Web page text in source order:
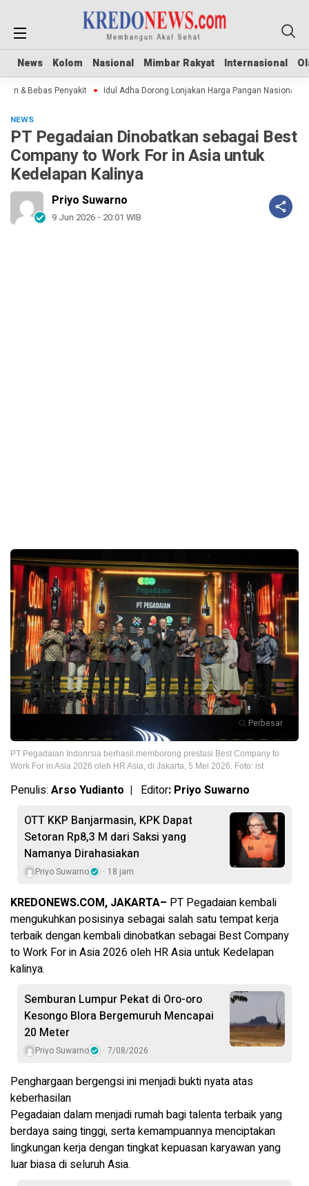
News Kolom Nasional Mimbar Rakyat Internasional
News Kolom Nasional Mimbar Rakyat Internasional
& Bebas Penyakit Idul Adha Dorong Lonjakan Harga Pangan Nasional
NEWS
PT Pegadaian Dinobatkan sebagai Best
Company to Work For in Asia untuk
Kedelapan Kalinya
Priyo Suwarno
9 Jun 2026 - 20:01 WIB
Perbesar
PT Pegadaian Indonrsia berhasil.memborong prestasi Best Company to
Work For in Asia 2026 oleh HR Asia, di Jakarta, 5 Mei 2026. Foto: ist
Penulis: Arso Yudianto | Editor: Priyo Suwarno
OTT KKP Banjarmasin, KPK Dapat
Setoran Rp8,3 M dari Saksi yang
Namanya Dirahasiakan
Priyo Suwarno 18 jam
KREDONEWS.COM, JAKARTA– PT Pegadaian kembali
mengukuhkan posisinya sebagai salah satu tempat kerja
terbaik dengan kembali dinobatkan sebagai Best Company
to Work For in Asia 2026 oleh HR Asia untuk Kedelapan
kalinya.
Semburan Lumpur Pekat di Oro-oro
Kesongo Blora Bergemuruh Mencapai
20 Meter
Priyo Suwarno 7/08/2026
Penghargaan bergengsi ini menjadi bukti nyata atas
keberhasilan
Pegadaian dalam menjadi rumah bagi talenta terbaik yang
berdaya saing tinggi, serta kemampuannya menciptakan
lingkungan kerja dengan tingkat kepuasan karyawan yang
luar biasa di seluruh Asia.